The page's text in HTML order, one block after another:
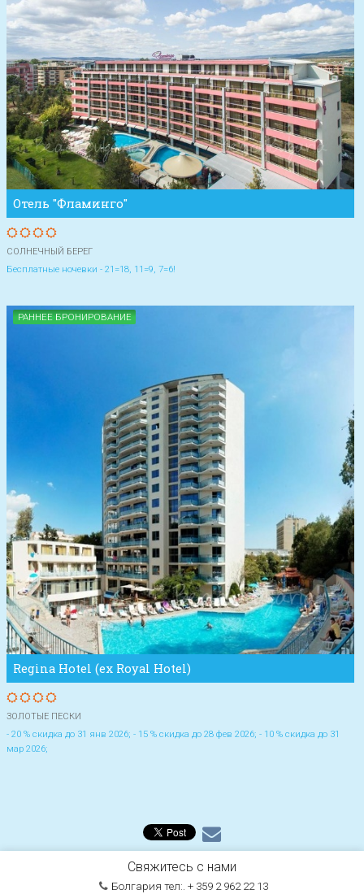
Отель "Фламинго"
СОЛНЕЧНЫЙ БЕРЕГ
Бесплатные ночевки - 21=18, 11=9, 7=6!
РАННЕЕ БРОНИРОВАНИЕ
Regina Hotel (ex Royal Hotel)
ЗОЛОТЫЕ ПЕСКИ
- 20 % скидка до 31 янв 2026; - 15 % скидка до 28 фев 2026; - 10 % скидка до 31
мар 2026;
Свяжитесь с нами
Болгария тел:. + 359 2 962 22 13